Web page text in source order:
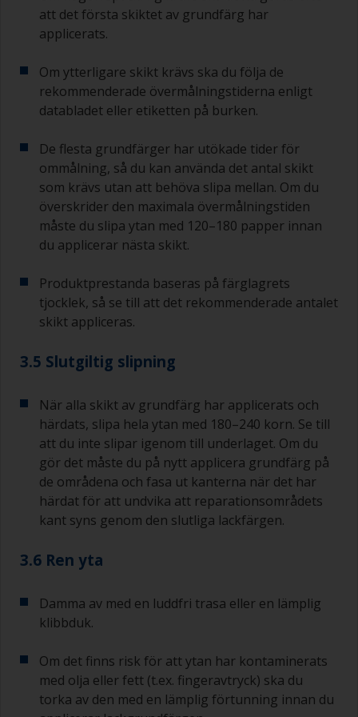
att det första skiktet av grundfärg har
applicerats.
Om ytterligare skikt krävs ska du följa de
rekommenderade övermålningstiderna enligt
databladet eller etiketten på burken.
De flesta grundfärger har utökade tider för
ommålning, så du kan använda det antal skikt
som krävs utan att behöva slipa mellan. Om du
överskrider den maximala övermålningstiden
måste du slipa ytan med 120–180 papper innan
du applicerar nästa skikt.
Produktprestanda baseras på färglagrets
tjocklek, så se till att det rekommenderade antalet
skikt appliceras.
3.5 Slutgiltig slipning
När alla skikt av grundfärg har applicerats och
härdats, slipa hela ytan med 180–240 korn. Se till
att du inte slipar igenom till underlaget. Om du
gör det måste du på nytt applicera grundfärg på
de områdena och fasa ut kanterna när det har
härdat för att undvika att reparationsområdets
kant syns genom den slutliga lackfärgen.
3.6 Ren yta
Damma av med en luddfri trasa eller en lämplig
klibbduk.
Om det finns risk för att ytan har kontaminerats
med olja eller fett (t.ex. fingeravtryck) ska du
torka av den med en lämplig förtunning innan du